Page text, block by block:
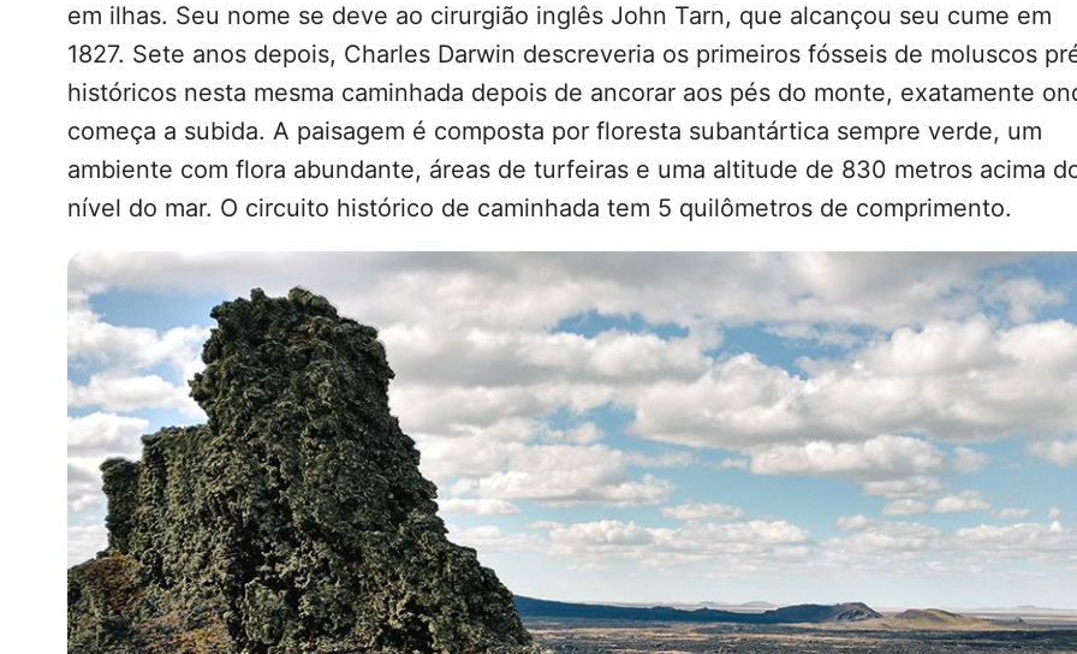
em ilhas. Seu nome se deve ao cirurgião inglês John Tarn, que alcançou seu cume em
1827. Sete anos depois, Charles Darwin descreveria os primeiros fósseis de moluscos
históricos nesta mesma caminhada depois de ancorar aos pés do monte, exatamente
começa a subida. A paisagem é composta por floresta subantártica sempre verde, um
ambiente com flora abundante, áreas de turfeiras e uma altitude de 830 metros acima
nível do mar. O circuito histórico de caminhada tem 5 quilômetros de comprimento.